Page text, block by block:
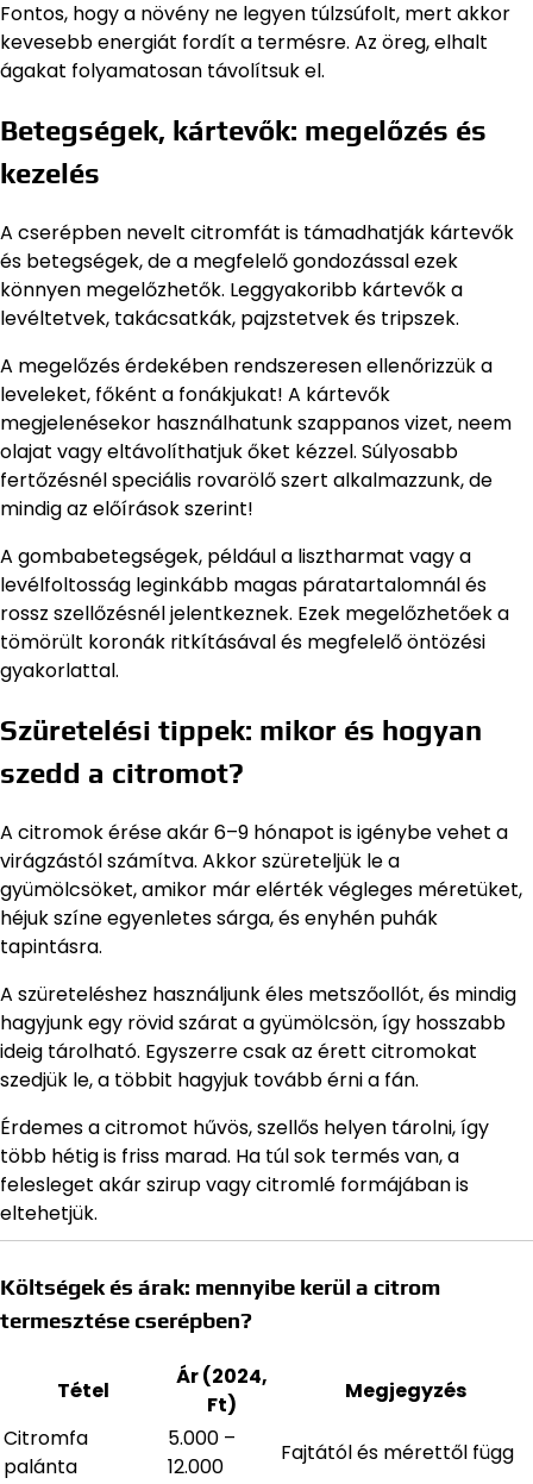
Fontos, hogy a növény ne legyen túlzsúfolt, mert akkor
kevesebb energiát fordít a termésre. Az öreg, elhalt
ágakat folyamatosan távolítsuk el.
Betegségek, kártevők: megelőzés és
kezelés
A cserépben nevelt citromfát is támadhatják kártevők
és betegségek, de a megfelelő gondozással ezek
könnyen megelőzhetők. Leggyakoribb kártevők a
levéltetvek, takácsatkák, pajzstetvek és tripszek.
A megelőzés érdekében rendszeresen ellenőrizzük a
leveleket, főként a fonákjukat! A kártevők
megjelenésekor használhatunk szappanos vizet, neem
olajat vagy eltávolíthatjuk őket kézzel. Súlyosabb
fertőzésnél speciális rovarölő szert alkalmazzunk, de
mindig az előírások szerint!
A gombabetegségek, például a lisztharmat vagy a
levélfoltosság leginkább magas páratartalomnál és
rossz szellőzésnél jelentkeznek. Ezek megelőzhetőek a
tömörült koronák ritkításával és megfelelő öntözési
gyakorlattal.
Szüretelési tippek: mikor és hogyan
szedd a citromot?
A citromok érése akár 6–9 hónapot is igénybe vehet a
virágzástól számítva. Akkor szüreteljük le a
gyümölcsöket, amikor már elérték végleges méretüket,
héjuk színe egyenletes sárga, és enyhén puhák
tapintásra.
A szüreteléshez használjunk éles metszőollót, és mindig
hagyjunk egy rövid szárat a gyümölcsön, így hosszabb
ideig tárolható. Egyszerre csak az érett citromokat
szedjük le, a többit hagyjuk tovább érni a fán.
Érdemes a citromot hűvös, szellős helyen tárolni, így
több hétig is friss marad. Ha túl sok termés van, a
felesleget akár szirup vagy citromlé formájában is
eltehetjük.
Költségek és árak: mennyibe kerül a citrom
termesztése cserépben?
Tétel
Ár (2024,
Ft)
Megjegyzés
Citromfa
palánta
5.000 –
12.000
Fajtától és mérettől függ